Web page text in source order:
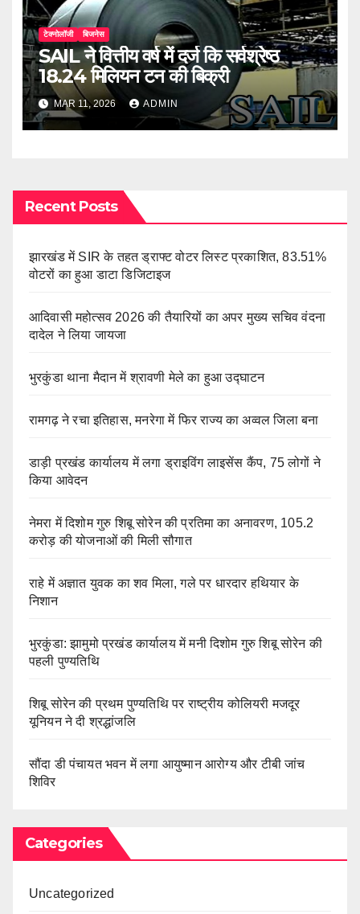
टेक्नोलॉजी बिजनेस
SAIL ने वित्तीय वर्ष में दर्ज कि सर्वश्रेष्ठ
18.24 मिलियन टन की बिक्री
MAR 11, 2026 ADMIN
Recent Posts
झारखंड में SIR के तहत ड्राफ्ट वोटर लिस्ट प्रकाशित, 83.51%
वोटरों का हुआ डाटा डिजिटाइज
आदिवासी महोत्सव 2026 की तैयारियों का अपर मुख्य सचिव वंदना
दादेल ने लिया जायजा
भुरकुंडा थाना मैदान में श्रावणी मेले का हुआ उद्घाटन
रामगढ़ ने रचा इतिहास, मनरेगा में फिर राज्य का अव्वल जिला बना
डाड़ी प्रखंड कार्यालय में लगा ड्राइविंग लाइसेंस कैंप, 75 लोगों ने
किया आवेदन
नेमरा में दिशोम गुरु शिबू सोरेन की प्रतिमा का अनावरण, 105.2
करोड़ की योजनाओं की मिली सौगात
राहे में अज्ञात युवक का शव मिला, गले पर धारदार हथियार के
निशान
भुरकुंडा: झामुमो प्रखंड कार्यालय में मनी दिशोम गुरु शिबू सोरेन की
पहली पुण्यतिथि
शिबू सोरेन की प्रथम पुण्यतिथि पर राष्ट्रीय कोलियरी मजदूर
यूनियन ने दी श्रद्धांजलि
सौंदा डी पंचायत भवन में लगा आयुष्मान आरोग्य और टीबी जांच
शिविर
Categories
Uncategorized